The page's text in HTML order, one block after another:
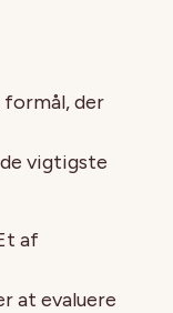
formål, der
vigtigste
af
at evaluere